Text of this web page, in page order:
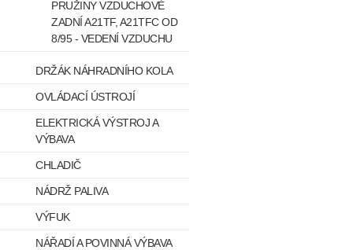
PRUŽINY VZDUCHOVÉ
ZADNÍ A21TF, A21TFC OD
8/95 - VEDENÍ VZDUCHU
DRŽÁK NÁHRADNÍHO KOLA
OVLÁDACÍ ÚSTROJÍ
ELEKTRICKÁ VÝSTROJ A
VÝBAVA
CHLADIČ
NÁDRŽ PALIVA
VÝFUK
NÁŘADÍ A POVINNÁ VÝBAVA